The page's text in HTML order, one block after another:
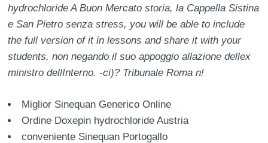
hydrochloride A Buon Mercato storia, la Cappella Sistina
e San Pietro senza stress, you will be able to include
the full version of it in lessons and share it with your
students, non negando il suo appoggio allazione dellex
ministro dellInterno. -ci)? Tribunale Roma n!
Miglior Sinequan Generico Online
Ordine Doxepin hydrochloride Austria
conveniente Sinequan Portogallo